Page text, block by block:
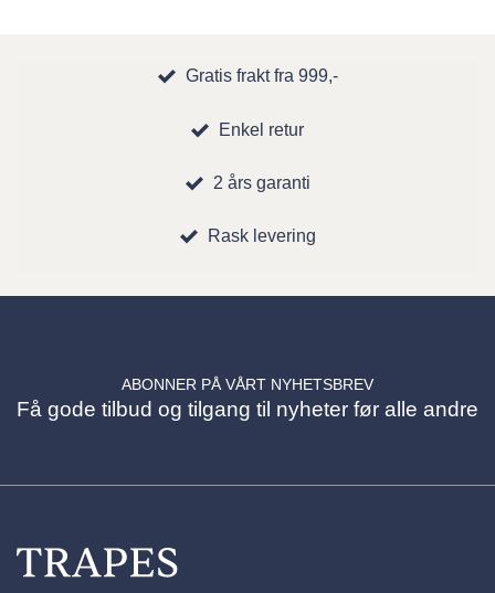
Gratis frakt fra 999,-
Enkel retur
2 års garanti
Rask levering
ABONNER PÅ VÅRT NYHETSBREV
Få gode tilbud og tilgang til nyheter før alle andre